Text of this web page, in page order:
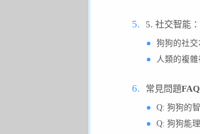
5. 社交智能
狗狗的社交
人類的複
常見問題FAQ
Q: 狗狗的
Q: 狗狗能